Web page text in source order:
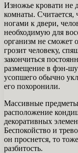
Изножье кровати не
комнаты. Считается,
ногами к двери,
необходимую для
организм не сможет
грозит человеку,
закончиться
размещение в фэн-
усопшего обычно
его похоронили.
Массивные
расположение
декоративных
Беспокойство и
он проснется, то
разбитость.